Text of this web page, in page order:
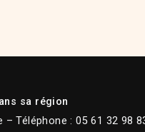
sa région
– Téléphone : 05 61 32 98